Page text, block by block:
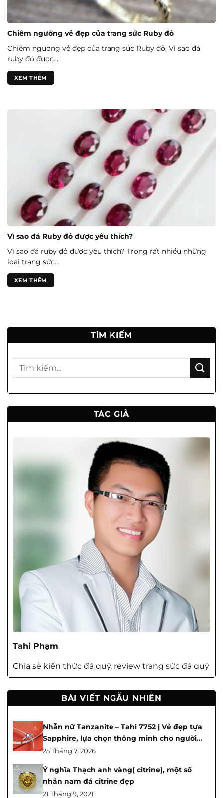
Chiêm ngưỡng vẻ đẹp của trang sức Ruby đỏ
Chiêm ngưỡng vẻ đẹp của trang sức Ruby đỏ. Vì sao đá
ruby đỏ được...
XEM THÊM
Vì sao đá Ruby đỏ được yêu thích?
Vì sao đá ruby đỏ được yêu thích? Trong rất nhiều những
loại trang sức...
XEM THÊM
TÌM KIẾM
TÁC GIẢ
Tahi Phạm
Chia sẻ kiến thức đá quý, review trang sức đá quý
BÀI VIẾT NGẪU NHIÊN
Nhẫn nữ Tanzanite – Tahi 7752 | Vẻ đẹp tựa
Sapphire, lựa chọn thông minh cho người
yêu đá quý
25 Tháng 7, 2026
Ý nghĩa Thạch anh vàng( citrine), một số
nhẫn nam đá citrine đẹp
21 Tháng 9, 2021